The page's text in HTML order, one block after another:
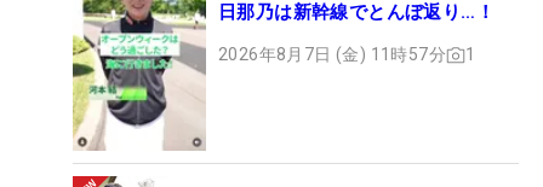
日那乃は新幹線でとんぼ返り…！
2026年8月7日 (金) 11時57分 1